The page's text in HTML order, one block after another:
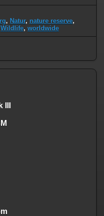
, Natur, nature reserve,
Wildlife, worldwide